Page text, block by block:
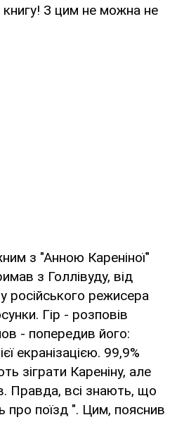
З цим не можна не
з "Анною Кареніної"
з Голлівуду, від
російського режисера
Гір - розповів
- попередив його:
екранізацією. 99,9%
зіграти Кареніну, але
Правда, всі знають, що
про поїзд ". Цим, пояснив